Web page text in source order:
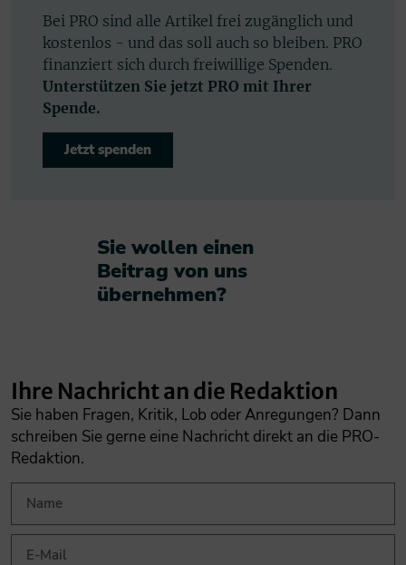
Bei PRO sind alle Artikel frei zugänglich und
kostenlos - und das soll auch so bleiben. PRO
finanziert sich durch freiwillige Spenden.
Unterstützen Sie jetzt PRO mit Ihrer
Spende.
Jetzt spenden
Sie wollen einen
Beitrag von uns
übernehmen?​
Ihre Nachricht an die Redaktion
Sie haben Fragen, Kritik, Lob oder Anregungen? Dann
schreiben Sie gerne eine Nachricht direkt an die PRO-
Redaktion.